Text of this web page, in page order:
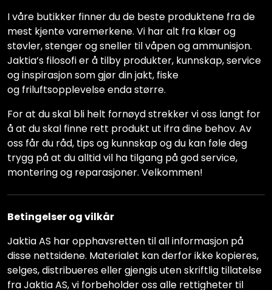
I våre butikker finner du de beste produktene fra de
mest kjente varemerkene. Vi har alt fra klær og
støvler, stenger og sneller til våpen og ammunisjon.
Jaktia’s filosofi er å tilby produkter, kunnskap, service
og inspirasjon som gjør din jakt, fiske
og friluftsopplevelse enda større.
For at du skal bli helt fornøyd strekker vi oss langt for
å at du skal finne rett produkt ut ifra dine behov. Av
oss får du råd, tips og kunnskap og du kan føle deg
trygg på at du alltid vil ha tilgang på god service,
montering og reparasjoner. Velkommen!
Betingelser og vilkår
Jaktia AS har opphavsretten til all informasjon på
disse nettsidene. Materialet kan derfor ikke kopieres,
selges, distribueres eller gjengis uten skriftlig tillatelse
fra Jaktia AS, vi forbeholder oss alle rettigheter til